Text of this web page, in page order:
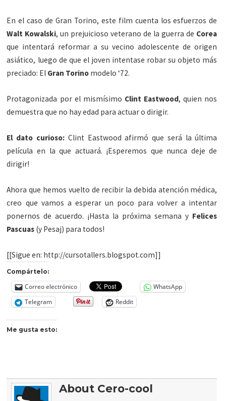
En el caso de Gran Torino, este film cuenta los esfuerzos de
Walt Kowalski, un prejuicioso veterano de la guerra de Corea
que intentará reformar a su vecino adolescente de origen
asiático, luego de que el joven intentase robar su objeto más
preciado: El Gran Torino modelo ‘72.
Protagonizada por el mismísimo Clint Eastwood, quien nos
demuestra que no hay edad para actuar o dirigir.
El dato curioso: Clint Eastwood afirmó que será la última
película en la que actuará. ¡Esperemos que nunca deje de
dirigir!
Ahora que hemos vuelto de recibir la debida atención médica,
creo que vamos a esperar un poco para volver a intentar
ponernos de acuerdo. ¡Hasta la próxima semana y Felices
Pascuas (y Pesaj) para todos!
[[Sigue en: http://cursotallers.blogspot.com]]
Compártelo:
Correo electrónico
WhatsApp
Telegram
Reddit
Me gusta esto:
About Cero-cool